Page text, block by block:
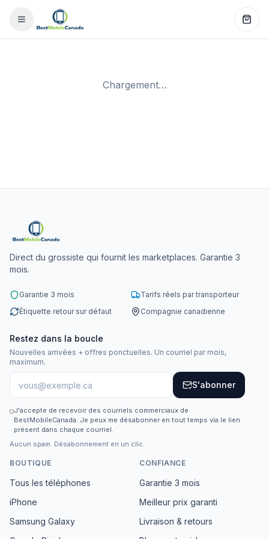
Chargement…
Direct du grossiste qui fournit les marketplaces. Garantie 3
mois.
Garantie 3 mois
Tarifs réels par transporteur
Étiquette retour sur défaut
Compagnie canadienne
Restez dans la boucle
Nouvelles arrivées + offres ponctuelles. Un courriel par mois,
maximum.
S'abonner
J'accepte de recevoir des courriels commerciaux de
BestMobileCanada. Je peux me désabonner en tout temps via le lien
présent dans chaque courriel.
Aucun spam. Désabonnement en un clic.
BOUTIQUE
Tous les téléphones
iPhone
Samsung Galaxy
CONFIANCE
Garantie 3 mois
Meilleur prix garanti
Livraison & retours